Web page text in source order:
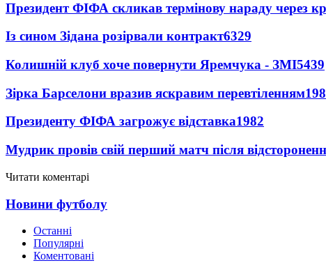
Президент ФІФА скликав термінову нараду через
Із сином Зідана розірвали контракт6329
Колишній клуб хоче повернути Яремчука - ЗМІ5439
Зірка Барселони вразив яскравим перевтіленням
Президенту ФІФА загрожує відставка1982
Мудрик провів свій перший матч після
Читати коментарі
Новини футболу
Останні
Популярні
Коментовані